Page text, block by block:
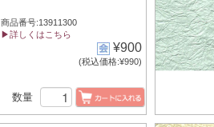
商品番号:13911300
▶詳しくはこちら
¥900
(税込価格:¥990)
数量